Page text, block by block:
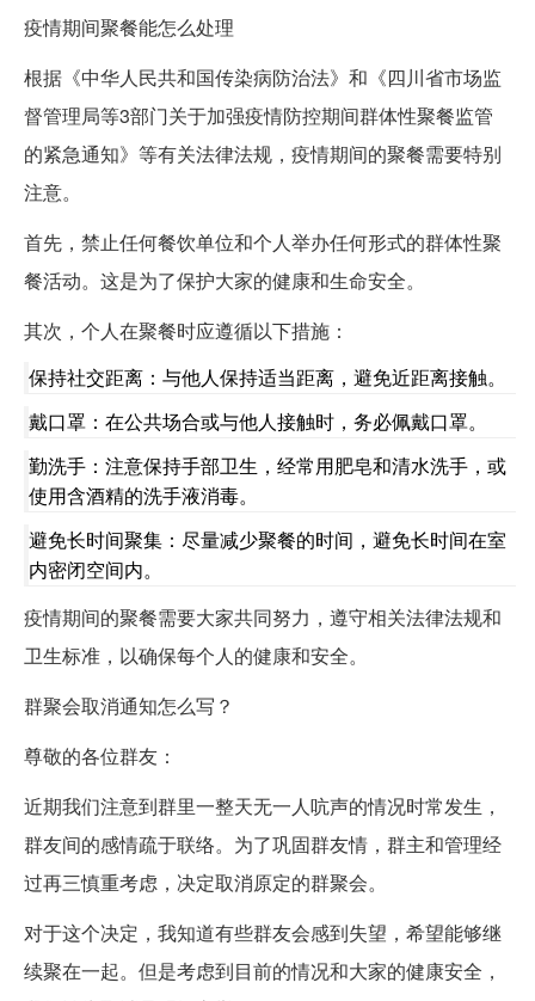
疫情期间聚餐能怎么处理
根据《中华人民共和国传染病防治法》和《四川省市场监
督管理局等3部门关于加强疫情防控期间群体性聚餐监管
的紧急通知》等有关法律法规，疫情期间的聚餐需要特别
注意。
首先，禁止任何餐饮单位和个人举办任何形式的群体性聚
餐活动。这是为了保护大家的健康和生命安全。
其次，个人在聚餐时应遵循以下措施：
保持社交距离：与他人保持适当距离，避免近距离接触。
戴口罩：在公共场合或与他人接触时，务必佩戴口罩。
勤洗手：注意保持手部卫生，经常用肥皂和清水洗手，或
使用含酒精的洗手液消毒。
避免长时间聚集：尽量减少聚餐的时间，避免长时间在室
内密闭空间内。
疫情期间的聚餐需要大家共同努力，遵守相关法律法规和
卫生标准，以确保每个人的健康和安全。
群聚会取消通知怎么写？
尊敬的各位群友：
近期我们注意到群里一整天无一人吭声的情况时常发生，
群友间的感情疏于联络。为了巩固群友情，群主和管理经
过再三慎重考虑，决定取消原定的群聚会。
对于这个决定，我知道有些群友会感到失望，希望能够继
续聚在一起。但是考虑到目前的情况和大家的健康安全，